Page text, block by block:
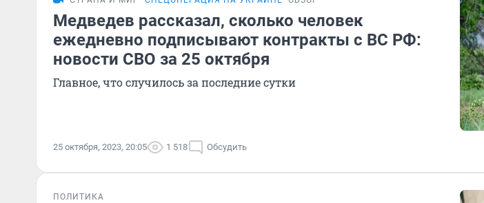
Медведев рассказал, сколько человек
ежедневно подписывают контракты с ВС РФ:
новости СВО за 25 октября
Главное, что случилось за последние сутки
25 октября, 2023, 20:05 1 518 Обсудить
ПОЛИТИКА